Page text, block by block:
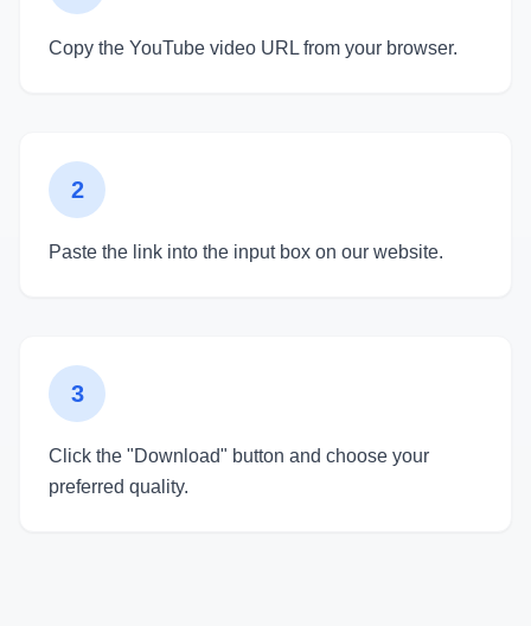
Copy the YouTube video URL from your browser.
2
Paste the link into the input box on our website.
3
Click the "Download" button and choose your
preferred quality.